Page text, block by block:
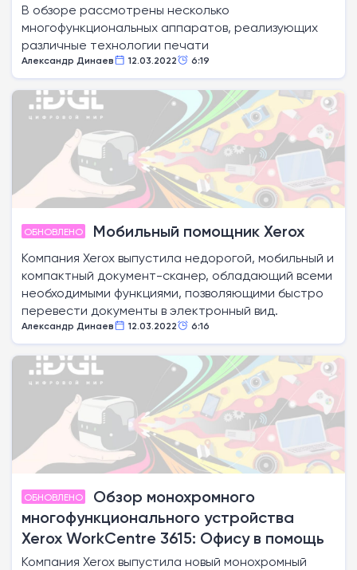
В обзоре рассмотрены несколько
многофункциональных аппаратов, реализующих
различные технологии печати
Александр Динаев 12.03.2022 6:19
ОБНОВЛЕНО Мобильный помощник Xerox
Компания Xerox выпустила недорогой, мобильный и
компактный документ-сканер, обладающий всеми
необходимыми функциями, позволяющими быстро
перевести документы в электронный вид.
Александр Динаев 12.03.2022 6:16
ОБНОВЛЕНО
Обзор монохромного
многофункционального устройства
Xerox WorkCentre 3615: Офису в помощь
Компания Xerox выпустила новый монохромный